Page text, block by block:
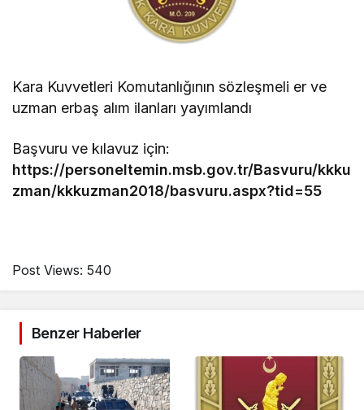
Kara Kuvvetleri Komutanlığının sözleşmeli er ve
uzman erbaş alım ilanları yayımlandı
Başvuru ve kılavuz için:
https://personeltemin.msb.gov.tr/Basvuru/kkku
zman/kkkuzman2018/basvuru.aspx?tid=55
Post Views: 540
Benzer Haberler